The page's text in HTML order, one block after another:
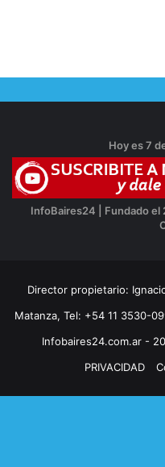
Hoy es 7
InfoBaires24 | Fundado el
Director propietario:
Matanza, Tel: +54 11 3530-
Infobaires24.com.ar -
PRIVACIDAD